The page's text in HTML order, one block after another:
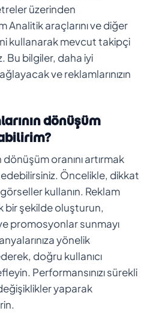
üzerinden
Analitik araçlarını ve diğer
kullanarak mevcut takipçi
Bu bilgiler, daha iyi
ve reklamlarınızın
dönüşüm
oranını artırmak
Öncelikle, dikkat
kullanın. Reklam
bir şekilde oluşturun,
promosyonlar sunmayı
yönelik
doğru kullanıcı
Performansınızı sürekli
yaparak